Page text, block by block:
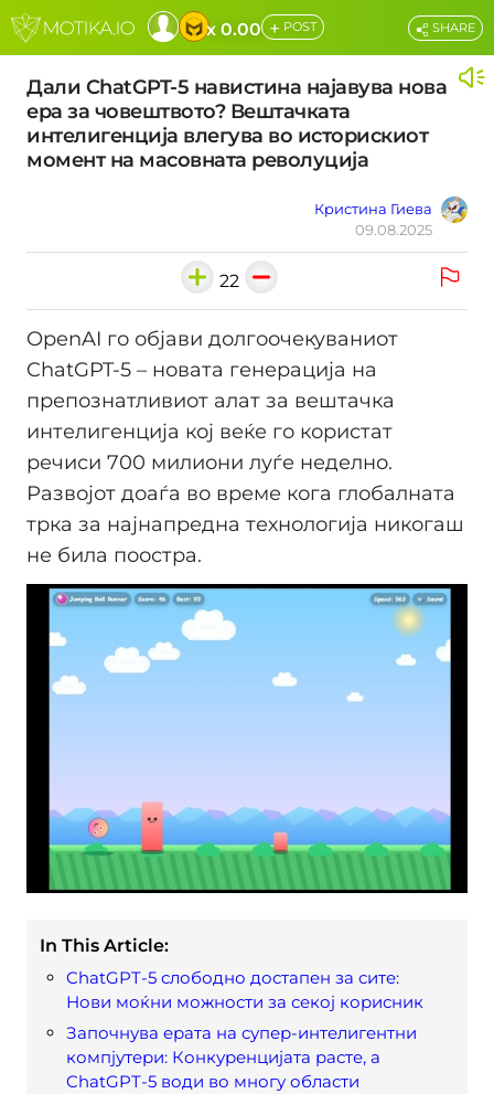
x 0.00 + POST
Дали ChatGPT-5 навистина најавува нова
ера за човештвото? Вештачката
интелигенција влегува во историскиот
момент на масовната револуција
Кристина Гиева
09.08.2025
SHARE
22
OpenAI го објави долгоочекуваниот
ChatGPT-5 – новата генерација на
препознатливиот алат за вештачка
интелигенција кој веќе го користат
речиси 700 милиони луѓе неделно.
Развојот доаѓа во време кога глобалната
трка за најнапредна технологија никогаш
не била поостра.
In This Article:
ChatGPT-5 слободно достапен за сите:
Нови моќни можности за секој корисник
Започнува ерата на супер-интелигентни
компјутери: Конкуренцијата расте, а
ChatGPT-5 води во многу области